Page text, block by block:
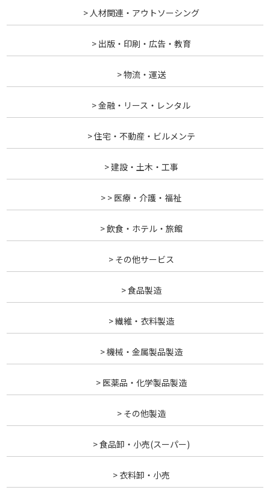
> 人材関連・アウトソーシング
> 出版・印刷・広告・教育
> 物流・運送
> 金融・リース・レンタル
> 住宅・不動産・ビルメンテ
> 建設・土木・工事
> > 医療・介護・福祉
> 飲食・ホテル・旅館
> その他サービス
> 食品製造
> 繊維・衣料製造
> 機械・金属製品製造
> 医薬品・化学製品製造
> その他製造
> 食品卸・小売(スーパー)
> 衣料卸・小売